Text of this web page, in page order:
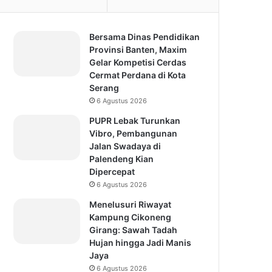
Bersama Dinas Pendidikan
Provinsi Banten, Maxim
Gelar Kompetisi Cerdas
Cermat Perdana di Kota
Serang
6 Agustus 2026
PUPR Lebak Turunkan
Vibro, Pembangunan
Jalan Swadaya di
Palendeng Kian
Dipercepat
6 Agustus 2026
Menelusuri Riwayat
Kampung Cikoneng
Girang: Sawah Tadah
Hujan hingga Jadi Manis
Jaya
6 Agustus 2026